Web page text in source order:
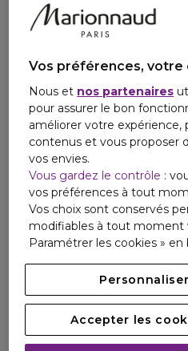
Vos préférences, votre
Nous et nos partenaires
pour assurer le bon
améliorer votre expérience,
contenus et vous proposer
vos envies.
Vous gardez le contrôle :
vos préférences à tout
Vos choix sont conservés
modifiables à tout moment
Paramétrer les cookies »
Accepter les